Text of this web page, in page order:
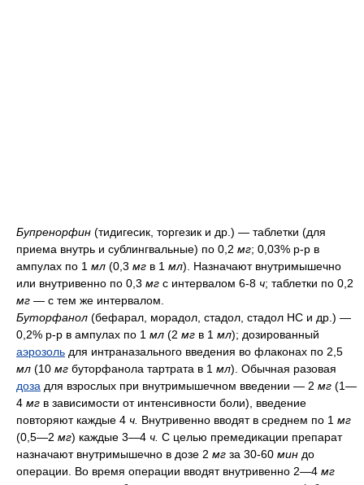
Бупренорфин (тидигесик, торгезик и др.) — таблетки (для
приема внутрь и сублингвальные) по 0,2 мг; 0,03% р-р в
ампулах по 1 мл (0,3 мг в 1 мл). Назначают внутримышечно
или внутривенно по 0,3 мг с интервалом 6-8 ч; таблетки по 0,2
мг — с тем же интервалом.
Буторфанол (бефарал, морадол, стадол, стадол НС и др.) —
0,2% р-р в ампулах по 1 мл (2 мг в 1 мл); дозированный
аэрозоль для интраназального введения во флаконах по 2,5
мл (10 мг буторфанола тартрата в 1 мл). Обычная разовая
доза для взрослых при внутримышечном введении — 2 мг (1—
4 мг в зависимости от интенсивности боли), введение
повторяют каждые 4 ч. Внутривенно вводят в среднем по 1 мг
(0,5—2 мг) каждые 3—4 ч. С целью премедикации препарат
назначают внутримышечно в дозе 2 мг за 30-60 мин до
операции. Во время операции вводят внутривенно 2—4 мг